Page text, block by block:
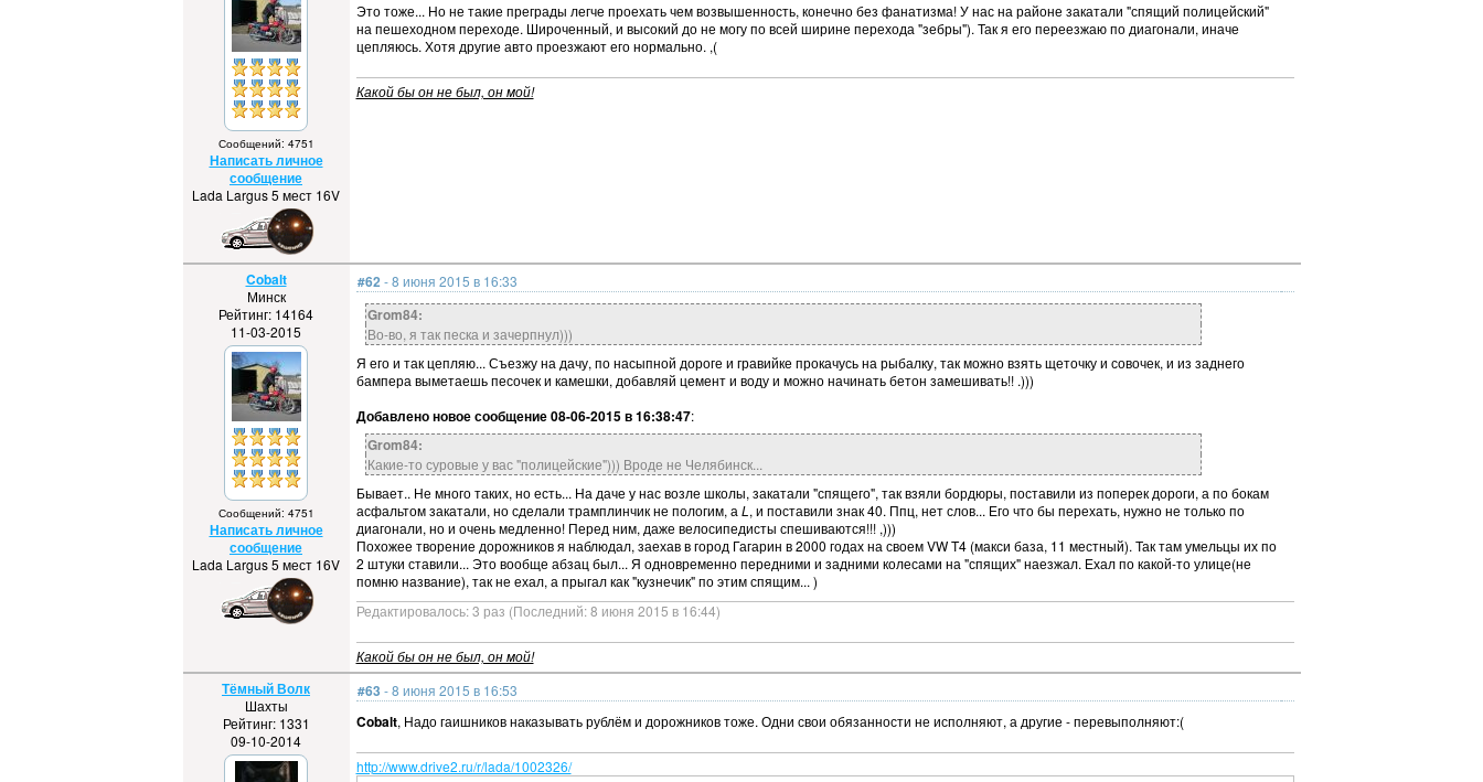
Сообщений: 4751
Написать личное
сообщение
Lada Largus 5 мест 16V
Это тоже... Но не такие преграды легче проехать чем возвышенность, конечно без фанатизма! У нас на районе закатали "спящий полицейский"
на пешеходном переходе. Широченный, и высокий до не могу по всей ширине перехода "зебры"). Так я его переезжаю по диагонали, иначе
цепляюсь. Хотя другие авто проезжают его нормально. ,(
Какой бы он не был, он мой!
Cobalt
Минск
Рейтинг: 14164
11-03-2015
Сообщений: 4751
Написать личное
сообщение
Lada Largus 5 мест 16V
#62 - 8 июня 2015 в 16:33
Grom84:
Во-во, я так песка и зачерпнул)))
Я его и так цепляю... Съезжу на дачу, по насыпной дороге и гравийке прокачусь на рыбалку, так можно взять щеточку и совочек, и из заднего
бампера выметаешь песочек и камешки, добавляй цемент и воду и можно начинать бетон замешивать!! .)))
Добавлено новое сообщение 08-06-2015 в 16:38:47:
Grom84:
Какие-то суровые у вас "полицейские"))) Вроде не Челябинск...
Бывает.. Не много таких, но есть... На даче у нас возле школы, закатали "спящего", так взяли бордюры, поставили из поперек дороги, а по бокам
асфальтом закатали, но сделали трамплинчик не пологим, а L , и поставили знак 40. Ппц, нет слов... Его что бы перехать, нужно не только по
диагонали, но и очень медленно! Перед ним, даже велосипедисты спешиваются!!! ,)))
Похожее творение дорожников я наблюдал, заехав в город Гагарин в 2000 годах на своем VW T4 (макси база, 11 местный). Так там умельцы их по
2 штуки ставили... Это вообще абзац был... Я одновременно передними и задними колесами на "спящих" наезжал. Ехал по какой-то улице(не
помню название), так не ехал, а прыгал как "кузнечик" по этим спящим... )
Редактировалось: 3 раз (Последний: 8 июня 2015 в 16:44)
Какой бы он не был, он мой!
Тёмный Волк
Шахты
Рейтинг: 1331
09-10-2014
#63 - 8 июня 2015 в 16:53
Cobalt, Надо гаишников наказывать рублём и дорожников тоже. Одни свои обязанности не исполняют, а другие - перевыполняют:(
http://www.drive2.ru/r/lada/1002326/